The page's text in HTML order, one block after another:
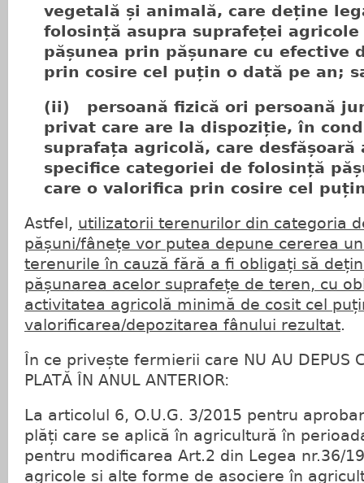
vegetală și animală, care deține
folosință asupra suprafeței
pășunea prin pășunare cu efective
prin cosire cel puțin o dată pe an;
(ii) persoană fizică ori persoană
privat care are la dispoziție, în
suprafața agricolă, care
specifice categoriei de folosință
care o valorifica prin cosire cel
Astfel, utilizatorii terenurilor din categoria
pășuni/fânețe vor putea depune cererea
terenurile în cauză fără a fi obligați să
pășunarea acelor suprafețe de teren, cu
activitatea agricolă minimă de cosit cel
valorificarea/depozitarea fânului rezultat.
În ce privește fermierii care NU AU DEPUS
PLATĂ ÎN ANUL ANTERIOR:
La articolul 6, O.U.G. 3/2015 pentru
plăți care se aplică în agricultură în
pentru modificarea Art.2 din Legea nr.36/
agricole și alte forme de asociere în